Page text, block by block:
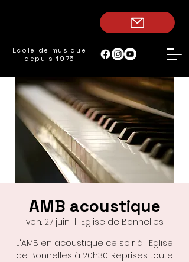
Ecole de musique
depuis 1975
AMB acoustique
ven. 27 juin
Eglise de Bonnelles
L'AMB en acoustique ce soir à l'Eglise
de Bonnelles à 20h30. Reprises toute